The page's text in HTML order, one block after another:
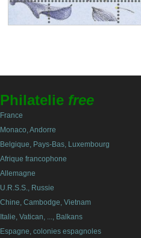
Philatelie free
France
Monaco, Andorre
Belgique, Pays-Bas, Luxembourg
Afrique francophone
Allemagne
U.R.S.S., Russie
Chine, Cambodge, Vietnam
Italie, Vatican, ..., Balkans
Espagne, colonies espagnoles